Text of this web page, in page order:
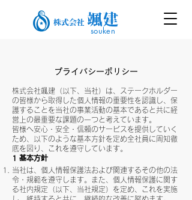
株式会社 颯建
souken
プライバシーポリシー
株式会社颯建（以下、当社）は、ステークホルダー
の皆様から取得した個人情報の重要性を認識し、保
護することを当社の事業活動の基本であると共に経
営上の最重要な課題の一つと考えています。
皆様へ安心・安全・信頼のサービスを提供していく
ため、以下のような基本方針を定め全社員に周知徹
底を図り、これを遵守しています。
1 基本方針
当社は、個人情報保護法および関連するその他の法
令・規範を遵守します。また、個人情報保護に関す
る社内規定（以下、当社規定）を定め、これを実施